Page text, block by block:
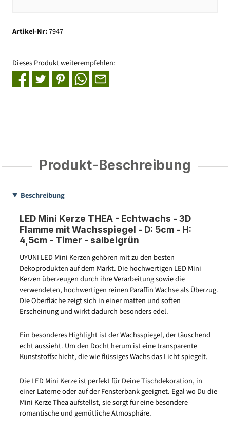
Artikel-Nr:7947
Dieses Produkt weiterempfehlen:
Produkt-Beschreibung
Beschreibung
LED Mini Kerze THEA - Echtwachs - 3D
Flamme mit Wachsspiegel - D: 5cm - H:
4,5cm - Timer - salbeigrün
UYUNI LED Mini Kerzen gehören mit zu den besten
Dekoprodukten auf dem Markt. Die hochwertigen LED Mini
Kerzen überzeugen durch ihre Verarbeitung sowie die
verwendeten, hochwertigen reinen Paraffin Wachse als Überzug.
Die Oberfläche zeigt sich in einer matten und soften
Erscheinung und wirkt dadurch besonders edel.
Ein besonderes Highlight ist der Wachsspiegel, der täuschend
echt aussieht. Um den Docht herum ist eine transparente
Kunststoffschicht, die wie flüssiges Wachs das Licht spiegelt.
Die LED Mini Kerze ist perfekt für Deine Tischdekoration, in
einer Laterne oder auf der Fensterbank geeignet. Egal wo Du die
Mini Kerze Thea aufstellst, sie sorgt für eine besondere
romantische und gemütliche Atmosphäre.